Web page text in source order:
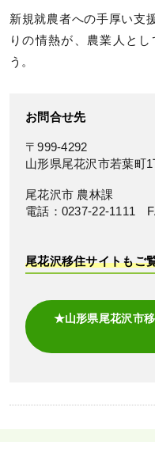
新規就農者への手厚い支
りの情熱が、農業人と
う。
お問合せ先
〒999-4292
山形県尾花沢市若葉町
尾花沢市 農林課
電話：0237-22-1111
尾花沢移住サイトもご
★山形県尾花沢市